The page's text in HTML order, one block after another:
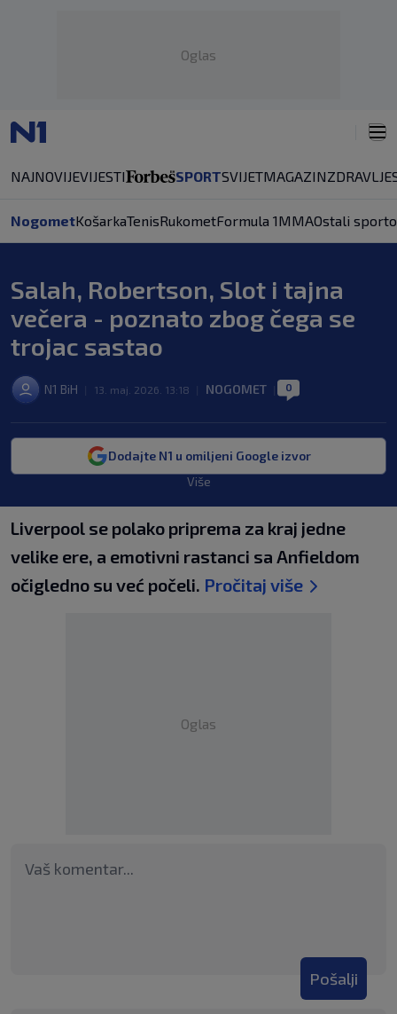
Oglas
NAJNOVIJEVIJESTI SPORTSVIJETMAGAZINZDRAVLJE
NogometKošarkaTenisRukometFormula 1MMAOstali
Salah, Robertson, Slot i tajna
večera - poznato zbog čega se
trojac sastao
N1 BiH 13. maj. 2026. 13:18 NOGOMET 0
Dodajte N1 u omiljeni Google izvor
Više
Liverpool se polako priprema za kraj jedne
velike ere, a emotivni rastanci sa Anfieldom
očigledno su već počeli. Pročitaj više
Oglas
Pošalji